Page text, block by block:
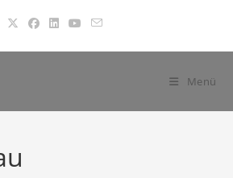
Menü